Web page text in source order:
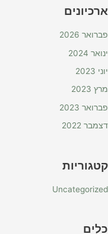
ארכיונים
פברואר 2026
ינואר 2024
יוני 2023
מרץ 2023
פברואר 2023
דצמבר 2022
קטגוריות
Uncategorized
כלים